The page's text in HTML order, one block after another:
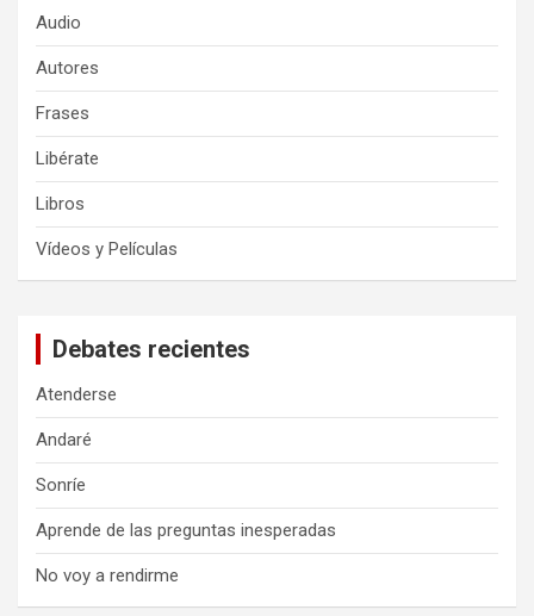
Audio
Autores
Frases
Libérate
Libros
Vídeos y Películas
Debates recientes
Atenderse
Andaré
Sonríe
Aprende de las preguntas inesperadas
No voy a rendirme